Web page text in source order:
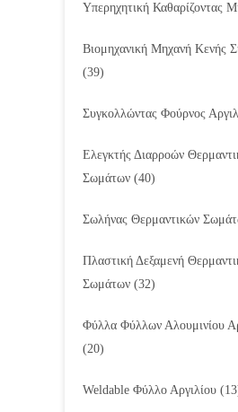
Υπερηχητική Καθαρίζοντας
Βιομηχανική Μηχανή Κενής
(39)
Συγκολλώντας Φούρνος
Ελεγκτής Διαρροών
Σωμάτων (40)
Σωλήνας Θερμαντικών
Πλαστική Δεξαμενή
Σωμάτων (32)
Φύλλα Φύλλων Αλουμινίου
(20)
Weldable Φύλλο Αργιλίου